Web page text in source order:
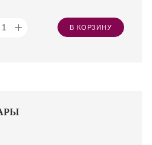
В КОРЗИНУ